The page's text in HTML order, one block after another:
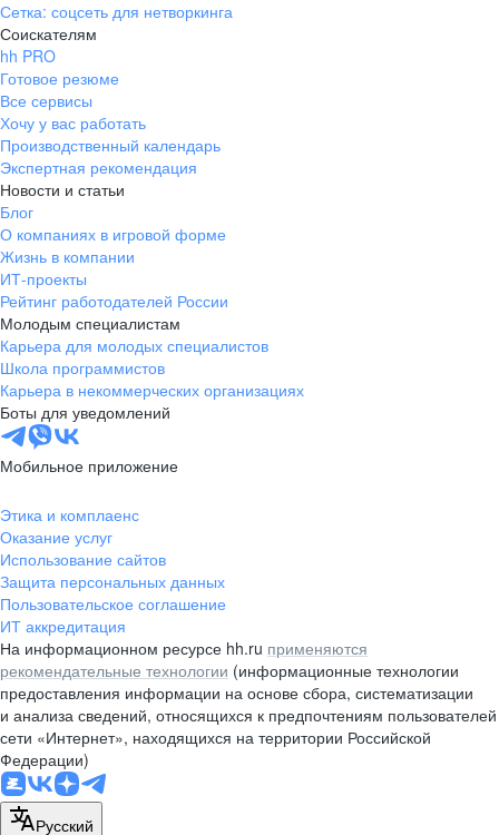
Сетка: соцсеть для нетворкинга
Соискателям
hh PRO
Готовое резюме
Все сервисы
Хочу у вас работать
Производственный календарь
Экспертная рекомендация
Новости и статьи
Блог
О компаниях в игровой форме
Жизнь в компании
ИТ-проекты
Рейтинг работодателей России
Молодым специалистам
Карьера для молодых специалистов
Школа программистов
Карьера в некоммерческих организациях
Боты для уведомлений
Мобильное приложение
Этика и комплаенс
Оказание услуг
Использование сайтов
Защита персональных данных
Пользовательское соглашение
ИТ аккредитация
На информационном ресурсе hh.ru применяются
рекомендательные технологии (информационные технологии
предоставления информации на основе сбора, систематизации
и анализа сведений, относящихся к предпочтениям пользователей
сети «Интернет», находящихся на территории Российской
Федерации)
Русский